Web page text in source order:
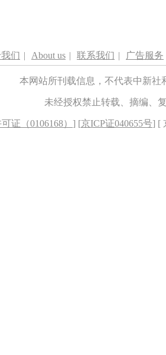
们 | About us | 联系我们 | 广告服务
本网站所刊载信息，不代表中新
未经授权禁止转载、摘编、
证（0106168） ] [京ICP证040655号] [